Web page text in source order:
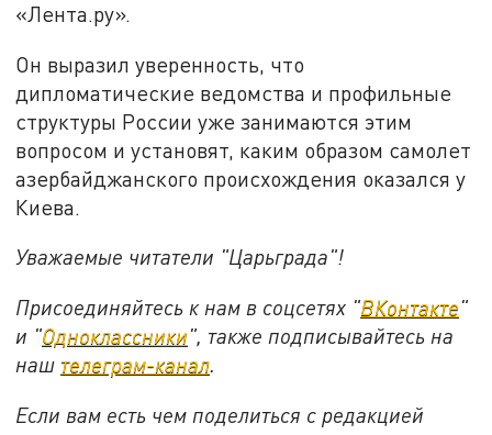
«Лента.ру».
Он выразил уверенность, что
дипломатические ведомства и профильные
структуры России уже занимаются этим
вопросом и установят, каким образом самолет
азербайджанского происхождения оказался у
Киева.
Уважаемые читатели "Царьграда"!
Присоединяйтесь к нам в соцсетях "ВКонтакте"
и "Одноклассники", также подписывайтесь на
наш телеграм-канал.
Если вам есть чем поделиться с редакцией